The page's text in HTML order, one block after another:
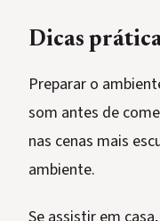
Dicas
Preparar o
som antes de
nas cenas mais
ambiente.